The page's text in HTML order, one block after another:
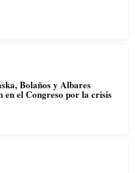
Bolaños y Albares
en el Congreso por la crisis